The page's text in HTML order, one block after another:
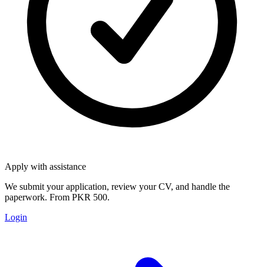
Apply with assistance
We submit your application, review your CV, and handle the
paperwork. From PKR 500.
Login